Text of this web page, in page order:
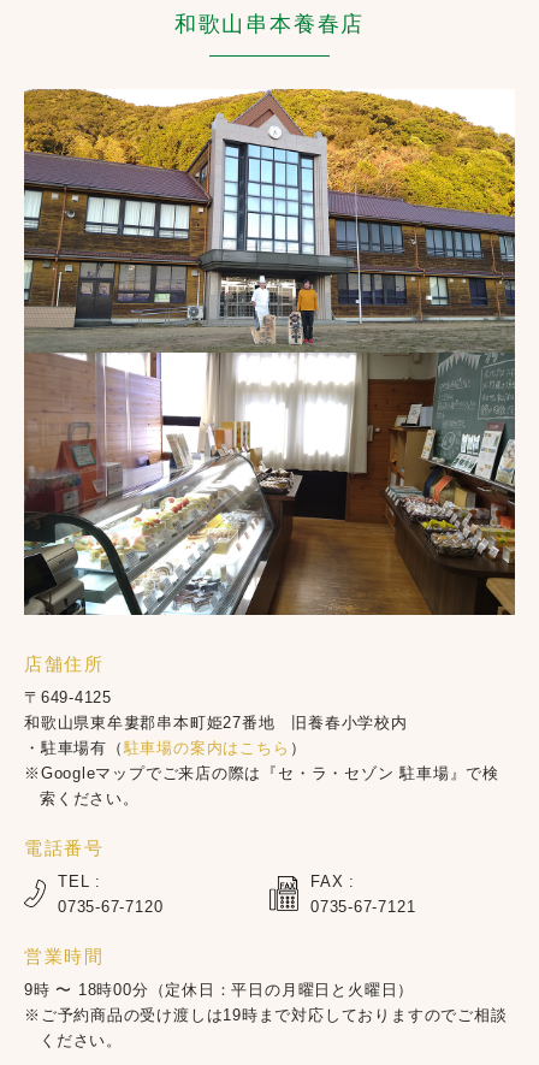
和歌山串本養春店
店舗住所
〒649-4125
和歌山県東牟婁郡串本町姫27番地 旧養春小学校内
・駐車場有（ 駐車場の案内はこちら ）
※Googleマップでご来店の際は『セ・ラ・セゾン 駐車場』で検
索ください。
電話番号
TEL :
0735-67-7120
FAX :
0735-67-7121
営業時間
9時 〜 18時00分（定休日：平日の月曜日と火曜日）
※ご予約商品の受け渡しは19時まで対応しておりますのでご相談
ください。